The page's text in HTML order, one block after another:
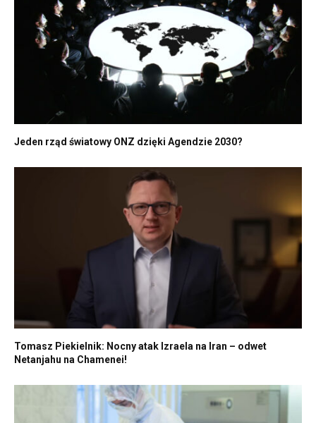
Jeden rząd światowy ONZ dzięki Agendzie 2030?
Tomasz Piekielnik: Nocny atak Izraela na Iran – odwet
Netanjahu na Chamenei!